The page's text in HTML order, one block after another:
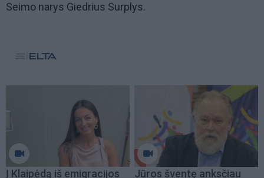
Seimo narys Giedrius Surplys.
Į Klaipėdą iš emigracijos Jūros šventę anksčiau